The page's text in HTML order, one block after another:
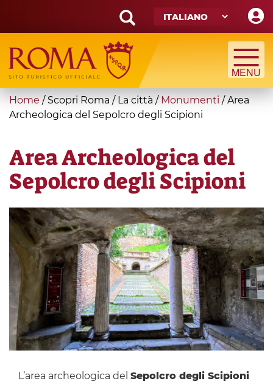
main
content
Search
form
Cerca
You
are
Home / Scopri Roma / La città / Monumenti /Area
Archeologica del Sepolcro degli Scipioni
Area Archeologica del
Sepolcro degli Scipioni
L’area archeologica del Sepolcro degli Scipioni